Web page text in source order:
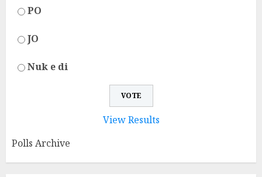
PO
JO
Nuk e di
View Results
Polls Archive